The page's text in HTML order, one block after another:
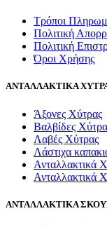
Τρόποι
Πολιτική
Πολιτική
Όροι Χρήσης
ΑΝΤΑΛΛΑΚΤΙΚΑ
Άξονες Χύτρας
Βαλβίδες
Λαβές Χύτρας
Λάστιχα
Ανταλλακτικά
Ανταλλακτικά
ΑΝΤΑΛΛΑΚΤΙΚΑ